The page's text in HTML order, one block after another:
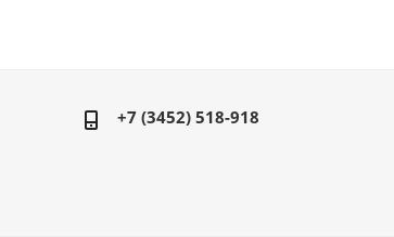
+7 (3452) 518-918